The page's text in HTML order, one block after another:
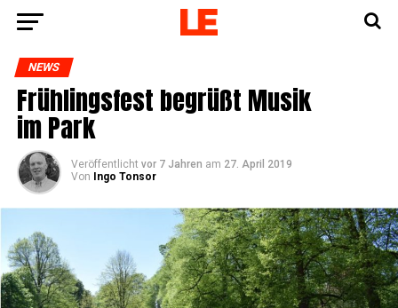
NEWS
Früh­lings­fest begrüßt Musik
im Park
Veröffentlicht vor 7 Jahren am 27. April 2019
Von
Ingo Tonsor